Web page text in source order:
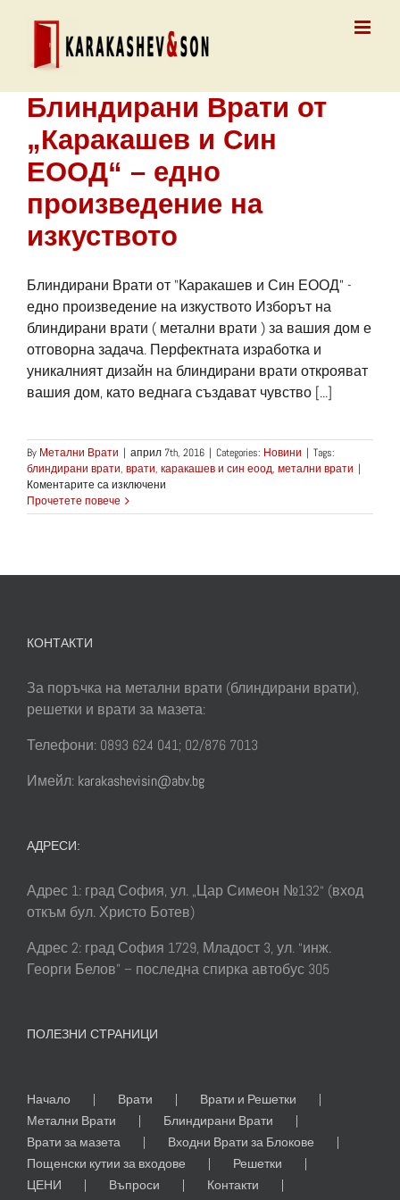
Блиндирани Врати от
„Каракашев и Син
ЕООД“ – едно
произведение на
изкуството
Блиндирани Врати от "Каракашев и Син ЕООД" -
едно произведение на изкуството Изборът на
блиндирани врати ( метални врати ) за вашия дом е
отговорна задача. Перфектната изработка и
уникалният дизайн на блиндирани врати открояват
вашия дом, като веднага създават чувство [...]
By Метални Врати | април 7th, 2016 | Categories: Новини | Tags:
блиндирани врати, врати, каракашев и син еоод, метални врати |
Коментарите са изключени
Врати
Прочетете повече
КОНТАКТИ
За поръчка на метални врати (блиндирани врати),
решетки и врати за мазета:
Телефони: 0893 624 041; 02/876 7013
Имейл: karakashevisin@abv.bg
АДРЕСИ:
Адрес 1: град София, ул. „Цар Симеон №132“ (вход
откъм бул. Христо Ботев)
Адрес 2: град София 1729, Младост 3, ул. “инж.
Георги Белов” – последна спирка автобус 305
ПОЛЕЗНИ СТРАНИЦИ
Начало Врати
Врати и Решетки
Метални Врати
Блиндирани Врати
Врати за мазета
Входни Врати за Блокове
Пощенски кутии за входове
Решетки
ЦЕНИ
Въпроси
Контакти